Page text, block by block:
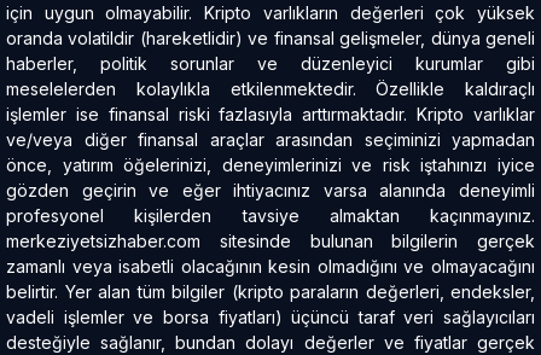
için uygun olmayabilir. Kripto varlıkların değerleri çok yüksek
oranda volatildir (hareketlidir) ve finansal gelişmeler, dünya geneli
haberler, politik sorunlar ve düzenleyici kurumlar gibi
meselelerden kolaylıkla etkilenmektedir. Özellikle kaldıraçlı
işlemler ise finansal riski fazlasıyla arttırmaktadır. Kripto varlıklar
ve/veya diğer finansal araçlar arasından seçiminizi yapmadan
önce, yatırım öğelerinizi, deneyimlerinizi ve risk iştahınızı iyice
gözden geçirin ve eğer ihtiyacınız varsa alanında deneyimli
profesyonel kişilerden tavsiye almaktan kaçınmayınız.
merkeziyetsizhaber.com sitesinde bulunan bilgilerin gerçek
zamanlı veya isabetli olacağının kesin olmadığını ve olmayacağını
belirtir. Yer alan tüm bilgiler (kripto paraların değerleri, endeksler,
vadeli işlemler ve borsa fiyatları) üçüncü taraf veri sağlayıcıları
desteğiyle sağlanır, bundan dolayı değerler ve fiyatlar gerçek